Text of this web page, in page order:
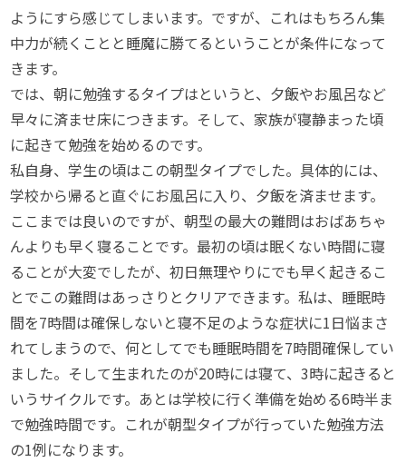
ようにすら感じてしまいます。ですが、これはもちろん集
中力が続くことと睡魔に勝てるということが条件になって
きます。
では、朝に勉強するタイプはというと、夕飯やお風呂など
早々に済ませ床につきます。そして、家族が寝静まった頃
に起きて勉強を始めるのです。
私自身、学生の頃はこの朝型タイプでした。具体的には、
学校から帰ると直ぐにお風呂に入り、夕飯を済ませます。
ここまでは良いのですが、朝型の最大の難問はおばあちゃ
んよりも早く寝ることです。最初の頃は眠くない時間に寝
ることが大変でしたが、初日無理やりにでも早く起きるこ
とでこの難問はあっさりとクリアできます。私は、睡眠時
間を7時間は確保しないと寝不足のような症状に1日悩まさ
れてしまうので、何としてでも睡眠時間を7時間確保してい
ました。そして生まれたのが20時には寝て、3時に起きると
いうサイクルです。あとは学校に行く準備を始める6時半ま
で勉強時間です。これが朝型タイプが行っていた勉強方法
の1例になります。